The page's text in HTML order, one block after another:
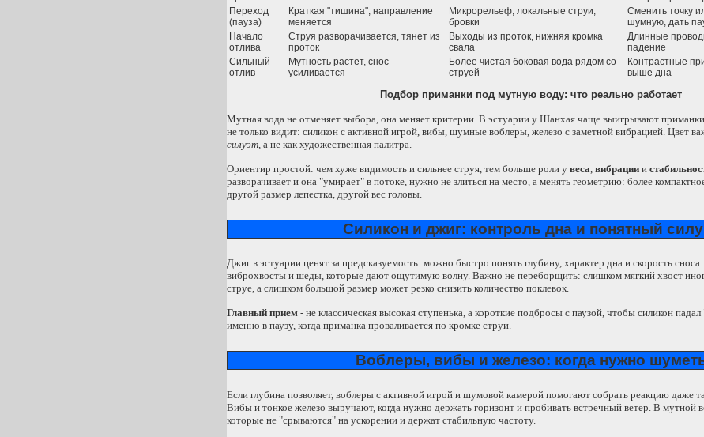
Переход
(пауза)
Краткая "тишина", направление
меняется
Микрорельеф, локальные струи,
бровки
Сменить точку
шумную, дать
Начало
отлива
Струя разворачивается, тянет из
проток
Выходы из проток, нижняя кромка
свала
Длинные
падение
Сильный
отлив
Мутность растет, снос
усиливается
Более чистая боковая вода рядом со
струей
Контрастные
выше дна
Подбор приманки под мутную воду: что реально работает
Мутная вода не отменяет выбора, она меняет критерии. В эстуарии у Шанхая чаще выигрывают
не только видит: силикон с активной игрой, вибы, шумные воблеры, железо с заметной вибрацией. Цвет
силуэт, а не как художественная палитра.
Ориентир простой: чем хуже видимость и сильнее струя, тем больше роли у веса, вибрации и
разворачивает и она "умирает" в потоке, нужно не злиться на место, а менять геометрию: более
другой размер лепестка, другой вес головы.
Силикон и джиг: контроль дна и понятный
Джиг в эстуарии ценят за предсказуемость: можно быстро понять глубину, характер дна и скорость
виброхвосты и шеды, которые дают ощутимую волну. Важно не переборщить: слишком мягкий хвост
струе, а слишком большой размер может резко снизить количество поклевок.
Главный прием - не классическая высокая ступенька, а короткие подбросы с паузой, чтобы силикон
именно в паузу, когда приманка проваливается по кромке струи.
Воблеры, вибы и железо: когда нужно
Если глубина позволяет, воблеры с активной игрой и шумовой камерой помогают собрать реакцию даже
Вибы и тонкое железо выручают, когда нужно держать горизонт и пробивать встречный ветер. В мутной
которые не "срываются" на ускорении и держат стабильную частоту.